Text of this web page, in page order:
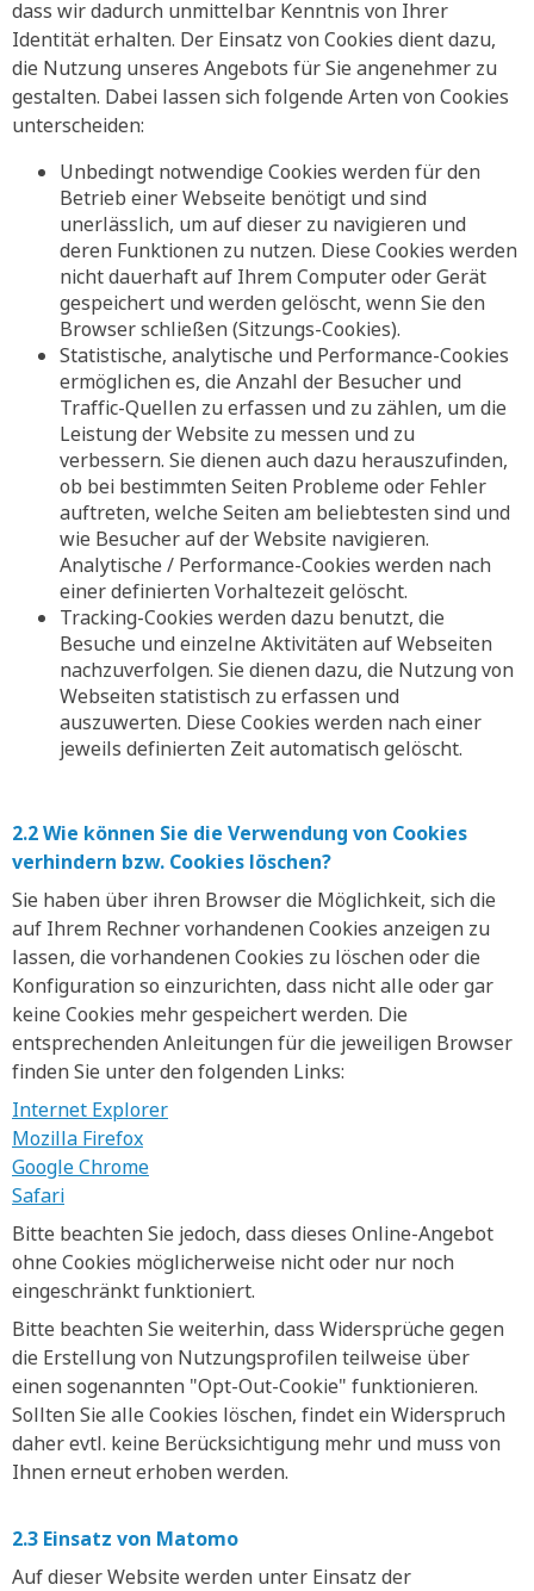
dass wir dadurch unmittelbar Kenntnis von Ihrer
Identität erhalten. Der Einsatz von Cookies dient dazu,
die Nutzung unseres Angebots für Sie angenehmer zu
gestalten. Dabei lassen sich folgende Arten von Cookies
unterscheiden:
Unbedingt notwendige Cookies werden für den
Betrieb einer Webseite benötigt und sind
unerlässlich, um auf dieser zu navigieren und
deren Funktionen zu nutzen. Diese Cookies werden
nicht dauerhaft auf Ihrem Computer oder Gerät
gespeichert und werden gelöscht, wenn Sie den
Browser schließen (Sitzungs-Cookies).
Statistische, analytische und Performance-Cookies
ermöglichen es, die Anzahl der Besucher und
Traffic-Quellen zu erfassen und zu zählen, um die
Leistung der Website zu messen und zu
verbessern. Sie dienen auch dazu herauszufinden,
ob bei bestimmten Seiten Probleme oder Fehler
auftreten, welche Seiten am beliebtesten sind und
wie Besucher auf der Website navigieren.
Analytische / Performance-Cookies werden nach
einer definierten Vorhaltezeit gelöscht.
Tracking-Cookies werden dazu benutzt, die
Besuche und einzelne Aktivitäten auf Webseiten
nachzuverfolgen. Sie dienen dazu, die Nutzung von
Webseiten statistisch zu erfassen und
auszuwerten. Diese Cookies werden nach einer
jeweils definierten Zeit automatisch gelöscht.
2.2 Wie können Sie die Verwendung von Cookies
verhindern bzw. Cookies löschen?
Sie haben über ihren Browser die Möglichkeit, sich die
auf Ihrem Rechner vorhandenen Cookies anzeigen zu
lassen, die vorhandenen Cookies zu löschen oder die
Konfiguration so einzurichten, dass nicht alle oder gar
keine Cookies mehr gespeichert werden. Die
entsprechenden Anleitungen für die jeweiligen Browser
finden Sie unter den folgenden Links:
Internet Explorer
Mozilla Firefox
Google Chrome
Safari
Bitte beachten Sie jedoch, dass dieses Online-Angebot
ohne Cookies möglicherweise nicht oder nur noch
eingeschränkt funktioniert.
Bitte beachten Sie weiterhin, dass Widersprüche gegen
die Erstellung von Nutzungsprofilen teilweise über
einen sogenannten "Opt-Out-Cookie" funktionieren.
Sollten Sie alle Cookies löschen, findet ein Widerspruch
daher evtl. keine Berücksichtigung mehr und muss von
Ihnen erneut erhoben werden.
2.3 Einsatz von Matomo
Auf dieser Website werden unter Einsatz der